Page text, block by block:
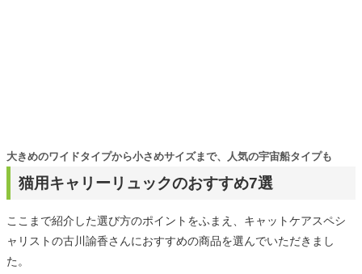
猫用キャリーリュックのおすすめ7選
大きめのワイドタイプから小さめサイズまで、人気の宇宙船タイプも
ここまで紹介した選び方のポイントをふまえ、キャットケアスペシ
ャリストの古川諭香さんにおすすめの商品を選んでいただきまし
た。